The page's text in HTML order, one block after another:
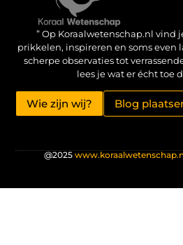
” Op Koraalwetenschap.nl vind
prikkelen, inspireren en soms even
scherpe observaties tot
lees je wat er écht toe
Wie zijn wij? Blog
@2025